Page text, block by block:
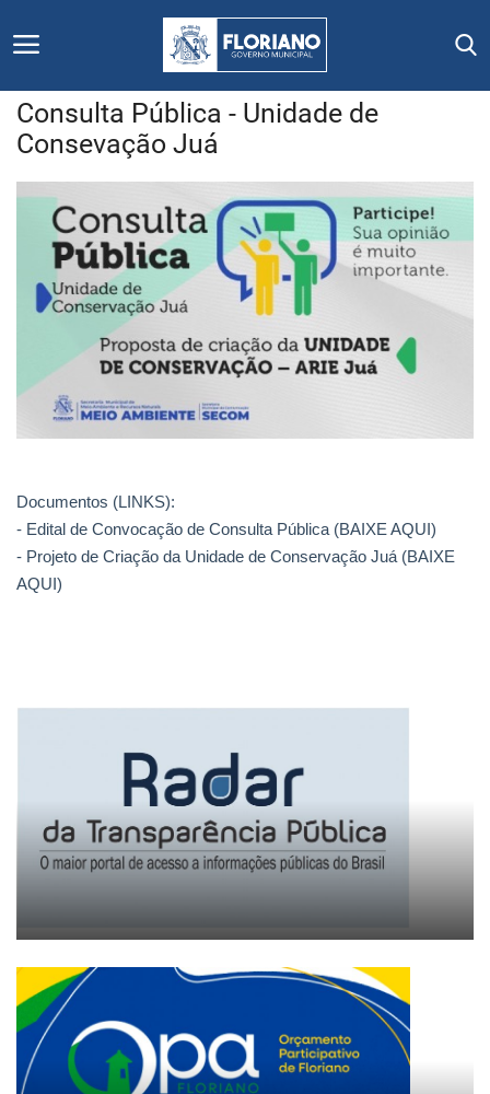
Início
Editais
Floriano
Secretarias e Órgãos
Mural de Licitações
Notícias
Webmail
Contato
Consulta Pública - Unidade de
Consevação Juá
Documentos (LINKS):
- Edital de Convocação de Consulta Pública (BAIXE AQUI)
- Projeto de Criação da Unidade de Conservação Juá (BAIXE
AQUI)